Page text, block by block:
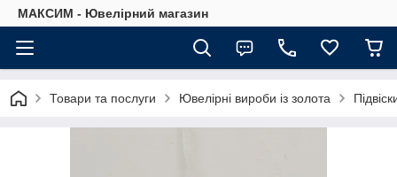
МАКСИМ - Ювелірний магазин
Товари та послуги Ювелірні вироби із золота